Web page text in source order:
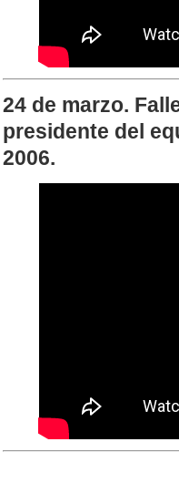
24 de marzo.
presidente del
2006.